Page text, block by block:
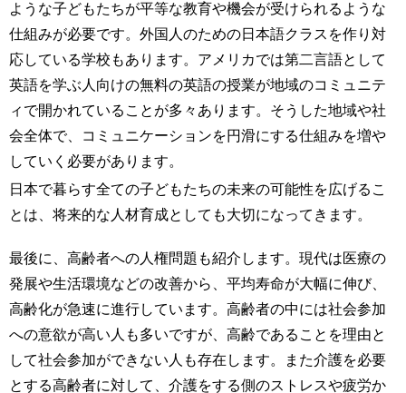
ような子どもたちが平等な教育や機会が受けられるような
仕組みが必要です。外国人のための日本語クラスを作り対
応している学校もあります。アメリカでは第二言語として
英語を学ぶ人向けの無料の英語の授業が地域のコミュニテ
ィで開かれていることが多々あります。そうした地域や社
会全体で、コミュニケーションを円滑にする仕組みを増や
していく必要があります。
日本で暮らす全ての子どもたちの未来の可能性を広げるこ
とは、将来的な人材育成としても大切になってきます。
最後に、高齢者への人権問題も紹介します。現代は医療の
発展や生活環境などの改善から、平均寿命が大幅に伸び、
高齢化が急速に進行しています。高齢者の中には社会参加
への意欲が高い人も多いですが、高齢であることを理由と
して社会参加ができない人も存在します。また介護を必要
とする高齢者に対して、介護をする側のストレスや疲労か